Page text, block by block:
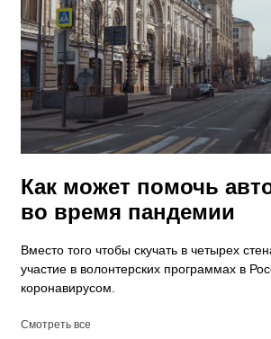
Как может помочь
во время пандемии
Вместо того чтобы скучать в четырех
участие в волонтерских программах в
коронавирусом.
Смотреть все